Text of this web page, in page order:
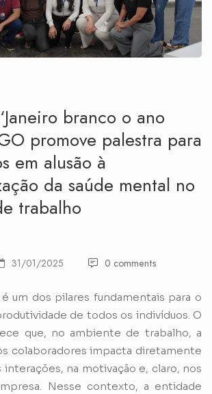
branco o ano
promove palestra para
em alusão à
da saúde mental no
trabalho
31/01/2025 0 comments
um dos pilares fundamentais para o
de todos os indivíduos. O
que, no ambiente de trabalho, a
colaboradores impacta diretamente
interações, na motivação e, claro, nos
Nesse contexto, a entidade